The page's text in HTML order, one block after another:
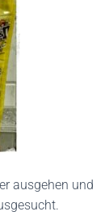
ausgehen und